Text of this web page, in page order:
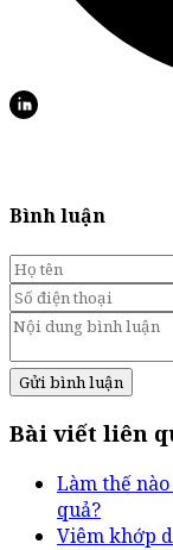
Bình luận
Gửi bình luận
Bài viết liên
Làm thế
quả?
Viêm khớp